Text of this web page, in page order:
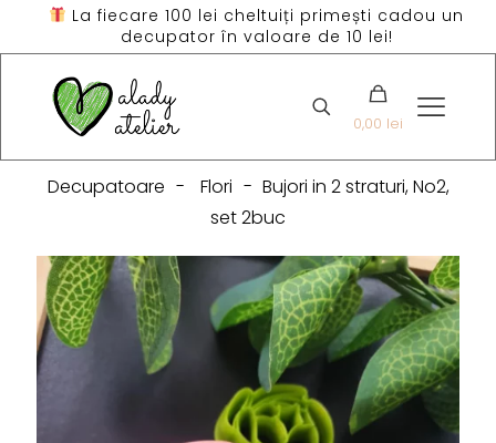
La fiecare 100 lei cheltuiți primești cadou un
decupator în valoare de 10 lei!
0,00 lei
Decupatoare - Flori - Bujori in 2 straturi, No2,
set 2buc